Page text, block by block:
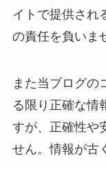
イトで提供され
の責任を負いま
また当ブログの
る限り正確な情
すが、正確性や
せん。情報が古